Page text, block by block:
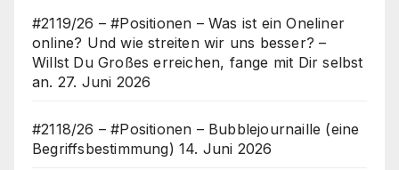
#2119/26 – #Positionen – Was ist ein Oneliner
online? Und wie streiten wir uns besser? –
Willst Du Großes erreichen, fange mit Dir selbst
an. 27. Juni 2026
#2118/26 – #Positionen – Bubblejournaille (eine
Begriffsbestimmung) 14. Juni 2026